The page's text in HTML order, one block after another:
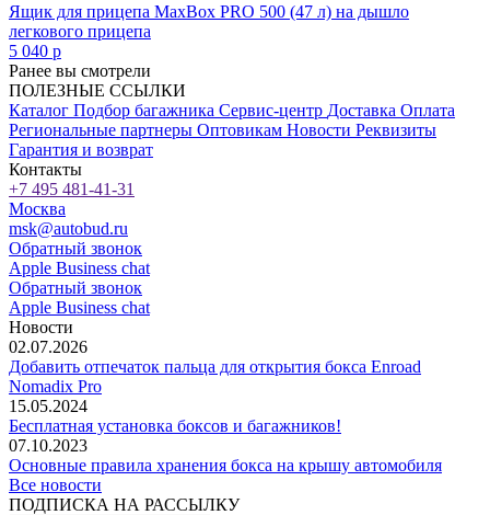
Ящик для прицепа MaxBox PRO 500 (47 л) на дышло
легкового прицепа
5 040 p
Ранее вы смотрели
ПОЛЕЗНЫЕ ССЫЛКИ
Каталог Подбор багажника Сервис-центр Доставка Оплата
Региональные партнеры Оптовикам Новости Реквизиты
Гарантия и возврат
Контакты
+7 495 481-41-31
Москва
msk@autobud.ru
Обратный звонок
Apple Business chat
Обратный звонок
Apple Business chat
Новости
02.07.2026
Добавить отпечаток пальца для открытия бокса Enroad
Nomadix Pro
15.05.2024
Бесплатная установка боксов и багажников!
07.10.2023
Основные правила хранения бокса на крышу автомобиля
Все новости
ПОДПИСКА НА РАССЫЛКУ